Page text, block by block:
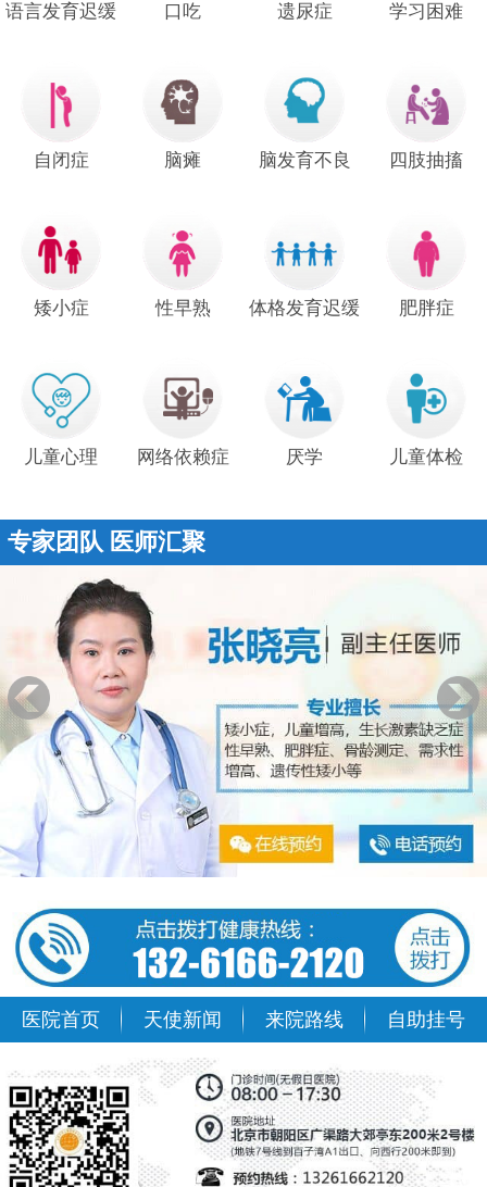
语言发育迟缓 口吃 遗尿症 学习困难
自闭症 脑瘫 脑发育不良 四肢抽搐
矮小症 性早熟 体格发育迟缓 肥胖症
儿童心理 网络依赖症 厌学 儿童体检
专家团队 医师汇聚
医院首页 天使新闻 来院路线 自助挂号